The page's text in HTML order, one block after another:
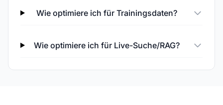
Wie optimiere ich für Trainingsdaten?
Wie optimiere ich für Live-Suche/RAG?